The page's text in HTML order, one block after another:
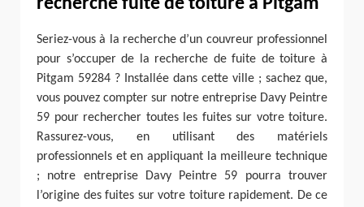
recherche fuite de toiture à Pitgam
Seriez-vous à la recherche d’un couvreur professionnel
pour s’occuper de la recherche de fuite de toiture à
Pitgam 59284 ? Installée dans cette ville ; sachez que,
vous pouvez compter sur notre entreprise Davy Peintre
59 pour rechercher toutes les fuites sur votre toiture.
Rassurez-vous, en utilisant des matériels
professionnels et en appliquant la meilleure technique
; notre entreprise Davy Peintre 59 pourra trouver
l’origine des fuites sur votre toiture rapidement. De ce